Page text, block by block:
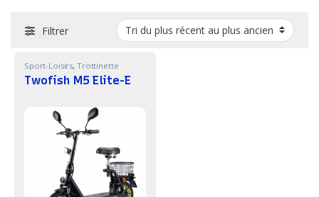
Filtrer
Sport-Loisirs, Trottinette
Twofish M5 Elite-E